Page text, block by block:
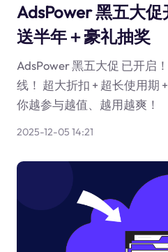
AdsPower 黑五大
送半年＋豪礼抽奖
AdsPower 黑五大促 已开启
线！ 超大折扣 + 超长使用期
你越参与越值、越用越爽！
2025-12-05 14:21